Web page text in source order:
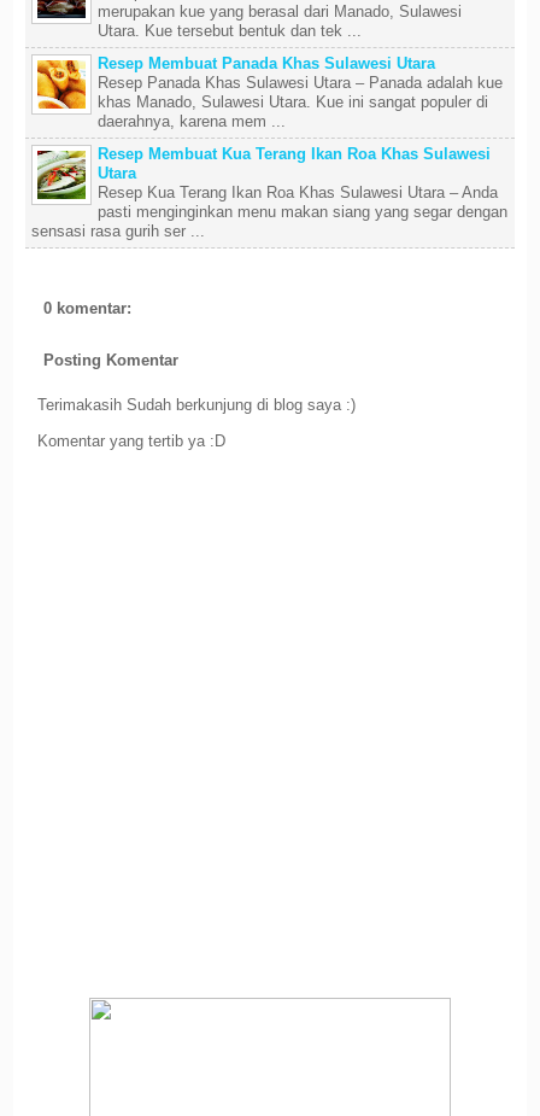
merupakan kue yang berasal dari Manado, Sulawesi
Utara. Kue tersebut bentuk dan tek ...
Resep Membuat Panada Khas Sulawesi Utara
Resep Panada Khas Sulawesi Utara – Panada adalah kue
khas Manado, Sulawesi Utara. Kue ini sangat populer di
daerahnya, karena mem ...
Resep Membuat Kua Terang Ikan Roa Khas Sulawesi
Utara
Resep Kua Terang Ikan Roa Khas Sulawesi Utara – Anda
pasti menginginkan menu makan siang yang segar dengan
sensasi rasa gurih ser ...
0 komentar:
Posting Komentar
Terimakasih Sudah berkunjung di blog saya :)
Komentar yang tertib ya :D